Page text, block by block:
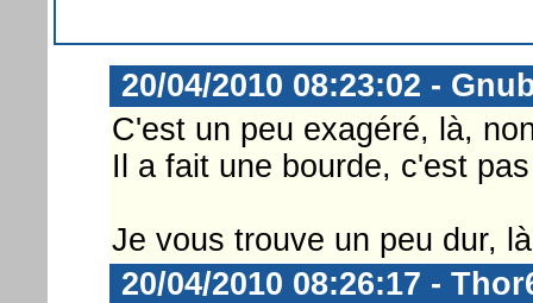
20/04/2010 08:23:02 -
C'est un peu exagéré, là,
Il a fait une bourde, c'est
Je vous trouve un peu dur,
20/04/2010 08:26:17 -